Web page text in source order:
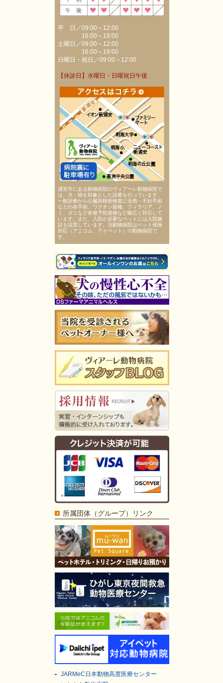
平 日／09:00～12:00
16:00～19:00
土曜日／09:00～12:00
16:00～19:00
日曜日・祝日／09:00～12:00
【休診日】水曜日・日曜祝日午後
浦安市にある動物病院のヴィアーレ動物病院で
は、犬・猫を対象とした診療を行っています。
一般診療から心臓病精密検査に去勢・不妊手術
などの各手術、ワクチン接種、フィラリア、ノ
ミ、ダニなど各種予防接種など幅広く対応して
います。また、入院が必要なペットには入院施
設を設置しています。当動物病院はペット保険
対応（アニコム、アイペット）の動物病院で
す。
所属団体（グループ）リンク
JARMeC日本動物高度医療センター